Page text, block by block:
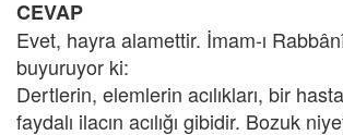
CEVAP
Evet, hayra alamettir. İmam-ı
buyuruyor ki:
Dertlerin, elemlerin acılıkları, bir
faydalı ilacın acılığı gibidir. Bozuk